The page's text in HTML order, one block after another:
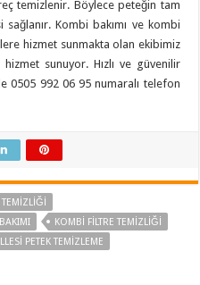
temizlenir. Böylece peteğin tam
Kombi bakımı ve kombi
hizmet sunmakta olan ekibimiz
sunuyor. Hızlı ve güvenilir
0505 992 06 95 numaralı telefon
KOMBI FILTRE TEMIZLIĞI
PETEK TEMIZLEME